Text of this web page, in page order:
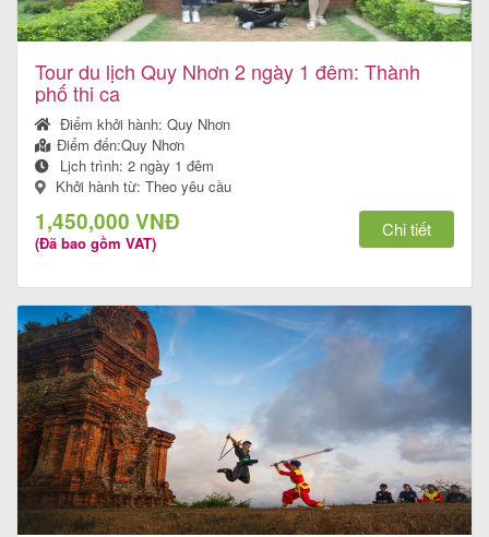
Tour du lịch Quy Nhơn 2 ngày 1 đêm: Thành
phố thi ca
Điểm khởi hành:Quy Nhơn
Điểm đến:Quy Nhơn
Lịch trình:2 ngày 1 đêm
Khởi hành từ: Theo yêu cầu
1,450,000 VNĐ
(Đã bao gồm VAT)
Chi tiết